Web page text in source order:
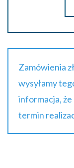
Zamówienia
wysyłamy
informacja,
termin